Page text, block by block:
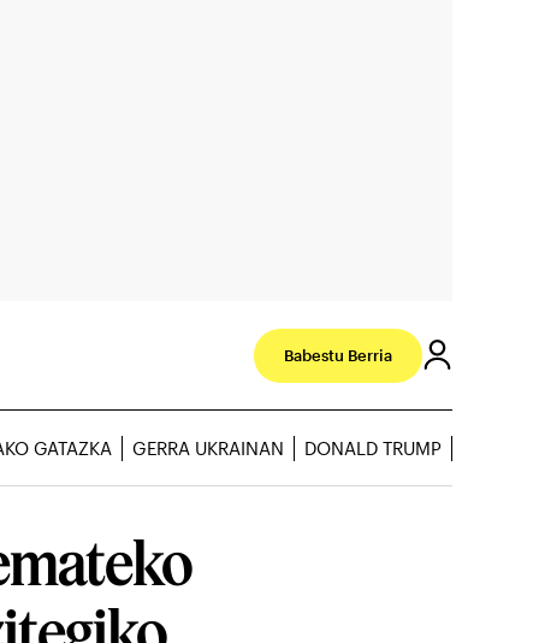
Babestu Berria
GATAZKA GERRA UKRAINAN DONALD TRUMP